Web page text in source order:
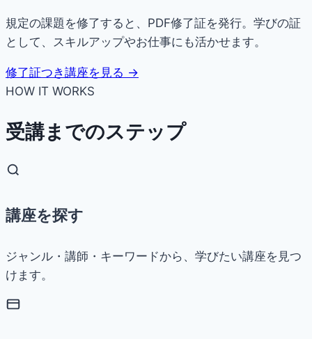
規定の課題を修了すると、PDF修了証を発行。学びの証
として、スキルアップやお仕事にも活かせます。
修了証つき講座を見る →
HOW IT WORKS
受講までのステップ
講座を探す
ジャンル・講師・キーワードから、学びたい講座を見つ
けます。